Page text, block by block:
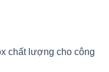
chất lượng cho công